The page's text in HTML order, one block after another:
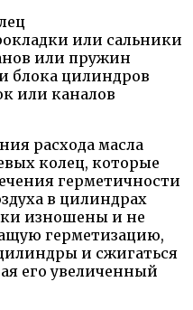
или сальники
или пружин
блока цилиндров
или каналов
расхода масла
колец, которые
герметичности
в цилиндрах
изношены и не
герметизацию,
и сжигаться
его увеличенный